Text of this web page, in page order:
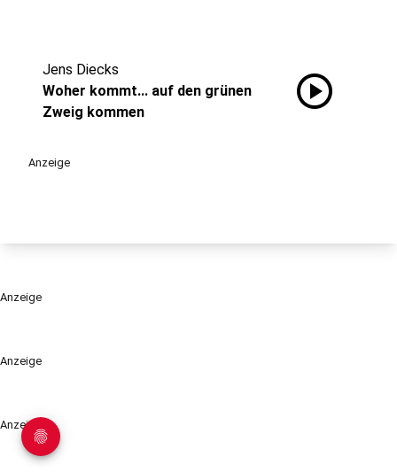
Anzeige
Anzeige
Jens Diecks
Woher kommt... auf den grünen
Zweig kommen
play_circle
Anzeige
Anzeige